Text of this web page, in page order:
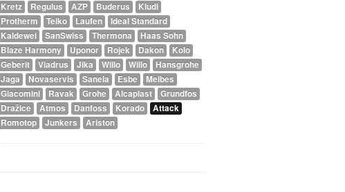
Kretz
Regulus AZP Buderus
Kludi
Protherm
Teiko Laufen
Ideal Standard
Kaldewei
SanSwiss Thermona
Haas Sohn
Blaze Harmony
Uponor Rojek Dakon
Kolo
Geberit
Viadrus Jika Willo Willo
Hansgrohe
Jaga
Novaservis Sanela Esbe
Meibes
Giacomini
Ravak Grohe Alcaplast
Grundfos
Dražice
Atmos Danfoss Korado
Attack
Romotop
Junkers Ariston